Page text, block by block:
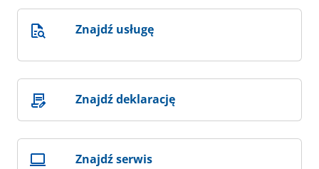
Znajdź usługę
Znajdź deklarację
Znajdź serwis